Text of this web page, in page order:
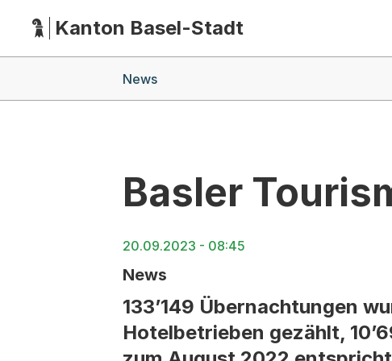
HauptnavigationKanton Basel-Stadt
News
Basler
20.09.2023 - 08:45
News
133’149 Übernachtungen
Hotelbetrieben gezählt,